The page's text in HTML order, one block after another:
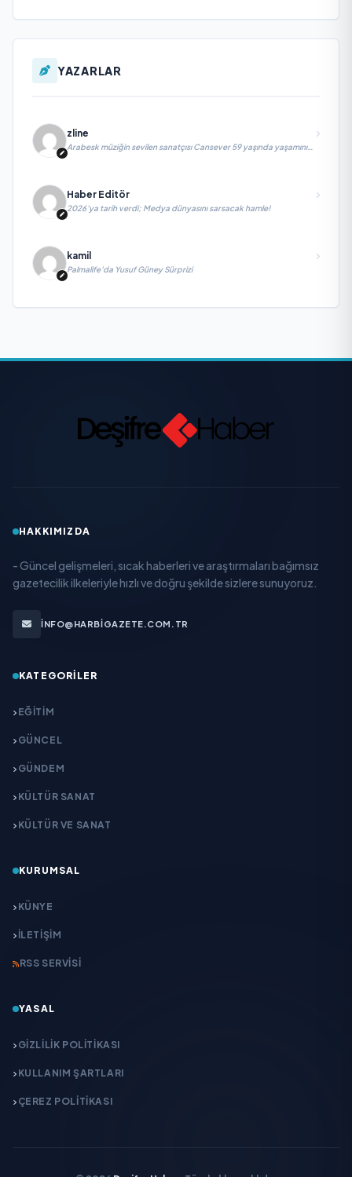
YAZARLAR
zline
Arabesk müziğin sevilen sanatçısı Cansever 59 yaşında yaşamını
Haber Editör
2026’ya tarih verdi; Medya dünyasını sarsacak hamle!
kamil
Palmalife’da Yusuf Güney Sürprizi
HAKKIMIZDA
- Güncel gelişmeleri, sıcak haberleri ve araştırmaları bağımsız
gazetecilik ilkeleriyle hızlı ve doğru şekilde sizlere sunuyoruz.
INFO@HARBIGAZETE.COM.TR
KATEGORILER
EĞITIM
GÜNCEL
GÜNDEM
KÜLTÜR SANAT
KÜLTÜR VE SANAT
KURUMSAL
KÜNYE
İLETIŞIM
RSS SERVISI
YASAL
GIZLILIK POLITIKASI
KULLANIM ŞARTLARI
ÇEREZ POLITIKASI